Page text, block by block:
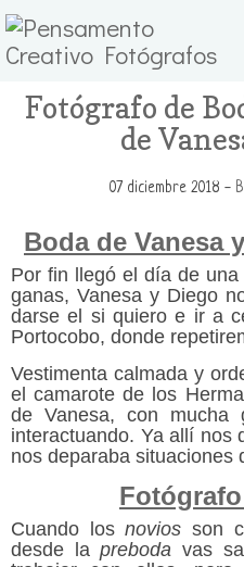
Fotógrafo de
de
07 diciembre 2018 -
Boda de Vanesa
Por fin llegó el día de
ganas, Vanesa y Diego
darse el si quiero e ir a
Portocobo, donde
Vestimenta calmada y
el camarote de los
de Vanesa, con mucha
interactuando. Ya allí nos
nos deparaba situaciones
Cuando losnovios son
desde lapreboda vas